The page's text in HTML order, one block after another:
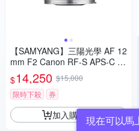
【SAMYANG】三陽光學 AF 12
mm F2 Canon RF-S APS-C 自
動對焦鏡頭 公司貨
$14,250 $15,000
限時下殺
券
加入購物車現在可以馬